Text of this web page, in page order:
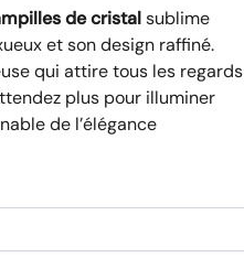
de cristalsublime
et son design raffiné.
qui attire tous les regards
plus pour illuminer
de l’élégance